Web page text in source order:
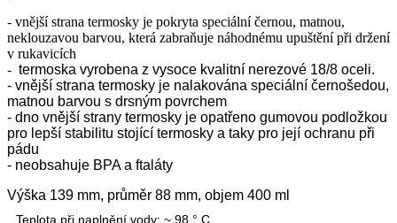
- vnější strana termosky je pokryta speciální černou, matnou,
neklouzavou barvou, která zabraňuje náhodnému upuštění při držení
v rukavicích
- termoska vyrobena z vysoce kvalitní nerezové 18/8 oceli.
- vnější strana termosky je nalakována speciální černošedou,
matnou barvou s drsným povrchem
- dno vnější strany termosky je opatřeno gumovou podložkou
pro lepší stabilitu stojící termosky a taky pro její ochranu při
pádu
- neobsahuje BPA a ftaláty
Výška 139 mm, průměr 88 mm, objem 400 ml
Teplota při naplnění vody: ~ 98 ° C